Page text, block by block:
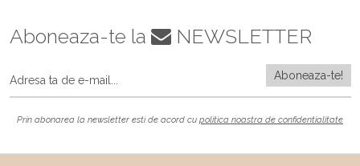
Aboneaza-te la NEWSLETTER
Prin abonarea la newsletter esti de acord cu politica noastra de confidentialitate